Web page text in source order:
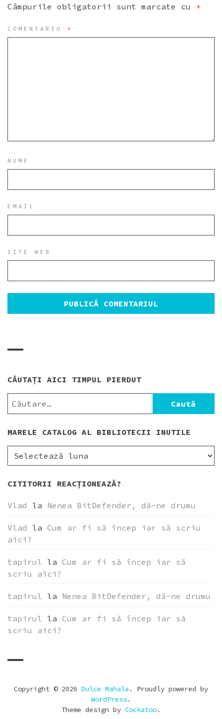
Câmpurile obligatorii sunt marcate cu *
COMENTARIU *
NUME
EMAIL
SITE WEB
CĂUTAȚI AICI TIMPUL PIERDUT
MARELE CATALOG AL BIBLIOTECII INUTILE
MARELE
CATALOG
BIBLIOTECII
CITITORII REACȚIONEAZĂ?
Vlad la Nenea BitDefender, dă-ne drumu
Vlad la Cum ar fi să încep iar să scriu
aici?
tapirul la Cum ar fi să încep iar să
scriu aici?
tapirul la Nenea BitDefender, dă-ne drumu
tapirul la Cum ar fi să încep iar să
scriu aici?
Copyright © 2026 Dulce Mahala . Proudly powered by
WordPress.
Theme design by Cockatoo.